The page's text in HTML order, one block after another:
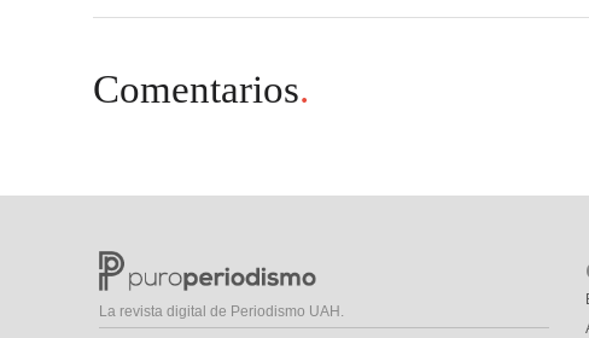
Comentarios.
La revista digital de Periodismo UAH.